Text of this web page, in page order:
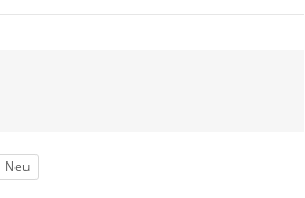
Status
Neu